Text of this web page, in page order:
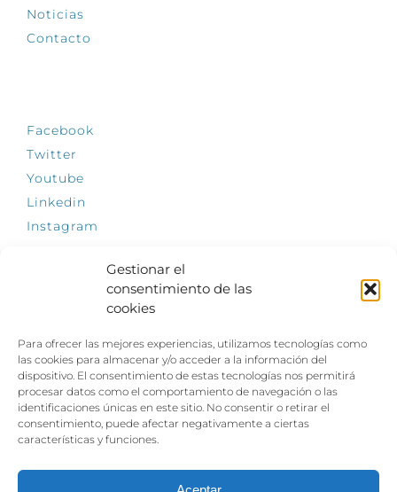
Gestionar el
consentimiento de las
cookies
Para ofrecer las mejores experiencias, utilizamos tecnologías como
las cookies para almacenar y/o acceder a la información del
dispositivo. El consentimiento de estas tecnologías nos permitirá
procesar datos como el comportamiento de navegación o las
identificaciones únicas en este sitio. No consentir o retirar el
consentimiento, puede afectar negativamente a ciertas
características y funciones.
Noticias
Contacto
Facebook
Twitter
Youtube
Linkedin
Instagram
El empleo, la gran llave para una vida
independiente: Fundación Dfa reclama un
impulso decidido a la inclusión laboral de las
personas con discapacidad
Clown, circo y magia: el Jardín de las Artes
de julio con su segundo “Festival